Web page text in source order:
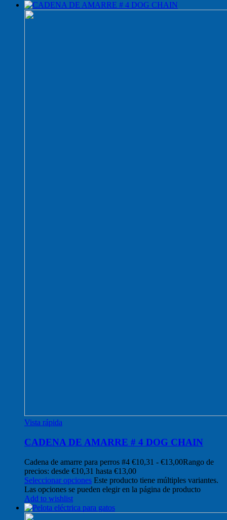
Vista rápida
CADENA DE AMARRE # 4 DOG CHAIN
Cadena de amarre para perros #4 €10,31 - €13,00Rango de
precios: desde €10,31 hasta €13,00
Seleccionar opciones Este producto tiene múltiples variantes.
Las opciones se pueden elegir en la página de producto
Add to wishlist